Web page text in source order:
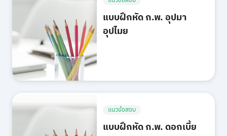
แบบฝึกหัด ก.พ. อุปมา
อุปไมย
แนวข้อสอบ
แบบฝึกหัด ก.พ. ดอกเบี้ย